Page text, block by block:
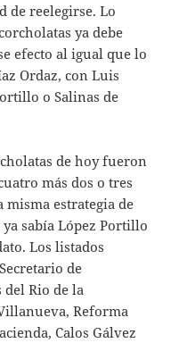
de reelegirse. Lo
ya debe
efecto al igual que lo
Ordaz, con Luis
o Salinas de
de hoy fueron
más dos o tres
estrategia de
sabía López Portillo
Los listados
de
del Rio de la
Reforma
Calos Gálvez